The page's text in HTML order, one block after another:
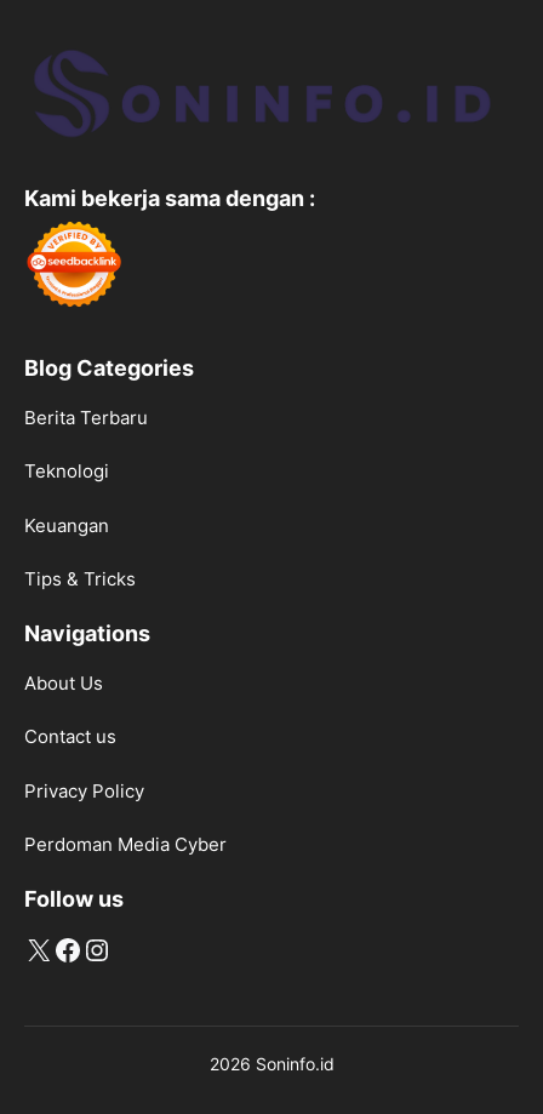
Kami bekerja sama dengan :
Blog Categories
Berita Terbaru
Teknologi
Keuangan
Tips & Tricks
Navigations
About Us
Contact us
Privacy Policy
Perdoman Media Cyber
Follow us
X Facebook
Instagram
2026 Soninfo.id